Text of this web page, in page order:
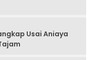
Usai Aniaya